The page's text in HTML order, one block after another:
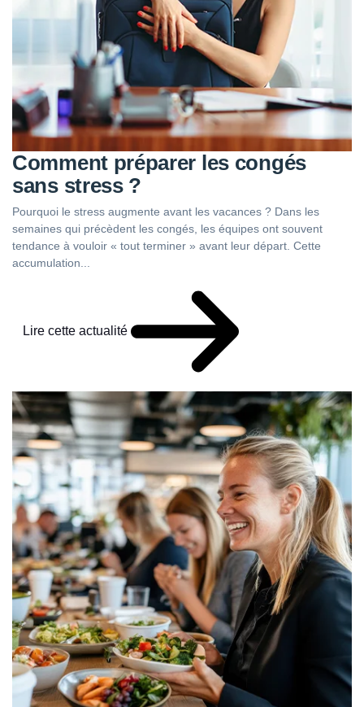
Comment préparer les congés
sans stress ?
Pourquoi le stress augmente avant les vacances ? Dans les
semaines qui précèdent les congés, les équipes ont souvent
tendance à vouloir « tout terminer » avant leur départ. Cette
accumulation...
Lire cette actualité